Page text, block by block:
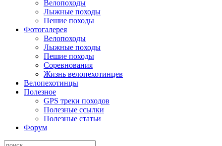
Велопоходы
Лыжные походы
Пешие походы
Фотогалерея
Велопоходы
Лыжные походы
Пешие походы
Соревнования
Жизнь велопехотинцев
Велопехотинцы
Полезное
GPS треки походов
Полезные ссылки
Полезные статьи
Форум